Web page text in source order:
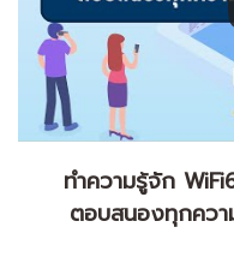
ทำความรู้จัก
ตอบสนองทุกคว